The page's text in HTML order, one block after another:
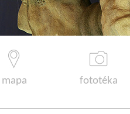
mapa fototéka